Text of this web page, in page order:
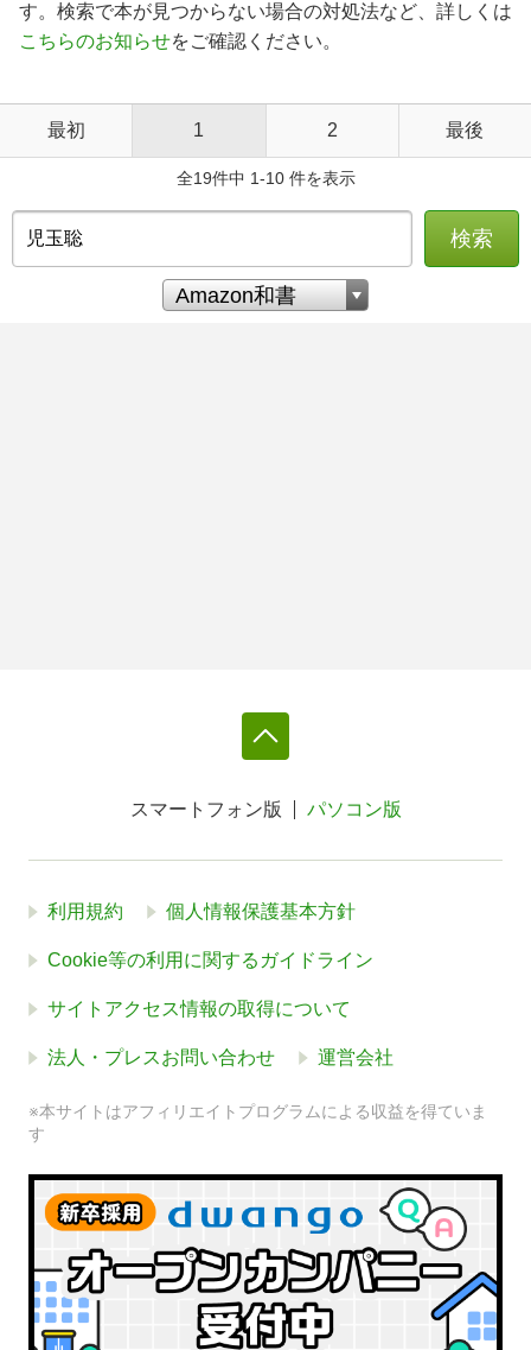
す。検索で本が見つからない場合の対処法など、詳しくは
こちらのお知らせをご確認ください。
最初 1 2 最後
全19件中 1-10 件を表示
検索
スマートフォン版 パソコン版
利用規約 個人情報保護基本方針
Cookie等の利用に関するガイドライン
サイトアクセス情報の取得について
法人・プレスお問い合わせ 運営会社
※本サイトはアフィリエイトプログラムによる収益を得ていま
す